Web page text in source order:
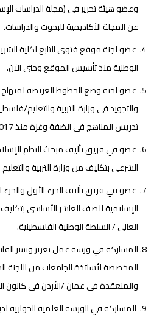
وعضو هيئة تحرير في (مجلة الدراسات
عن المجلة الأكاديمية للبحوث والدراسات.
عضو لجنة موقع فتوى التابع لكلية
الوطنية منذ تأسيس الموقع وحتى الآن.
عضو لجنة وضع الخطوط العريضة لمنهاج
تدريس المناهج في الضفة وغزة منذ 2016/2017م.
عضو في فريق تأليف مبحث النظم
الشرعي بتكليف من وزارة التربية والتعليم
عضو في فريق تأليف الجزء الأول والجزء
الإسلامية للصف العاشر الأساسي بتكليف
العالي / السلطة الوطنية الفلسطينية.
المشاركة في ورشة عمل تعزيز ونشر
المخصصة لأساتذة الجامعات من اللجنة
والمنعقدة في عمان /الأردن في كانون الأول
المشاركة في الورشة العلمية الحوارية